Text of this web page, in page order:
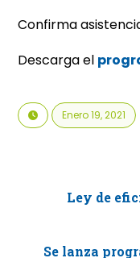
Confirma
Descarga el
Enero 19, 2021
Ley de
Se lanza